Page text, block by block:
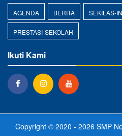
AGENDA BERITA SEKILAS-
PRESTASI-SEKOLAH
Ikuti Kami
Copyright © 2020 - 2026 SMP